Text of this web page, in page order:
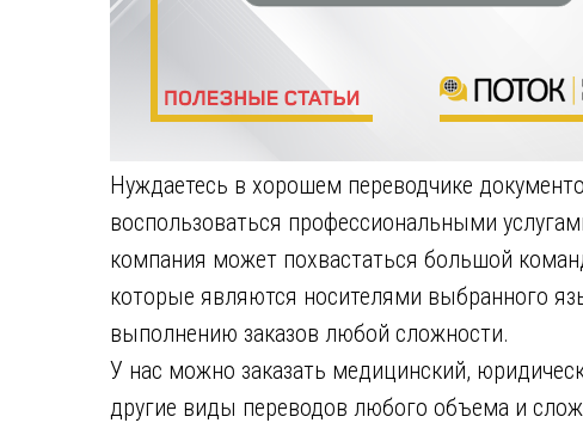
Нуждаетесь в хорошем переводчике
воспользоваться профессиональными
компания может похвастаться большой
которые являются носителями выбранного
выполнению заказов любой сложности.
У нас можно заказать медицинский,
другие виды переводов любого объема и